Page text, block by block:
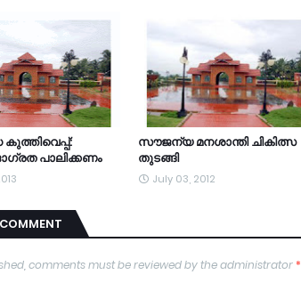
പാലിക്കണം
സൗജന്യ മനശാന്തി ചികിത്സ
തുടങ്ങി
July 03, 2012
comments must be reviewed by the administrator*